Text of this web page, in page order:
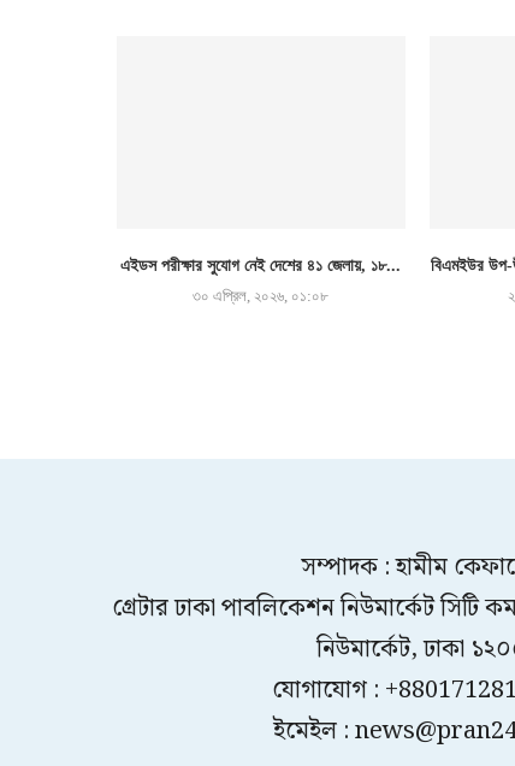
এইডস পরীক্ষার সুযোগ নেই দেশের ৪১ জেলায়, ১৮...
৩০ এপ্রিল, ২০২৬, ০১:০৮
বিএমইউর উপ-
সম্পাদক : হামীম
গ্রেটার ঢাকা পাবলিকেশন নিউমার্কেট সিটি
নিউমার্কেট, ঢাকা
যোগাযোগ :
ইমেইল :